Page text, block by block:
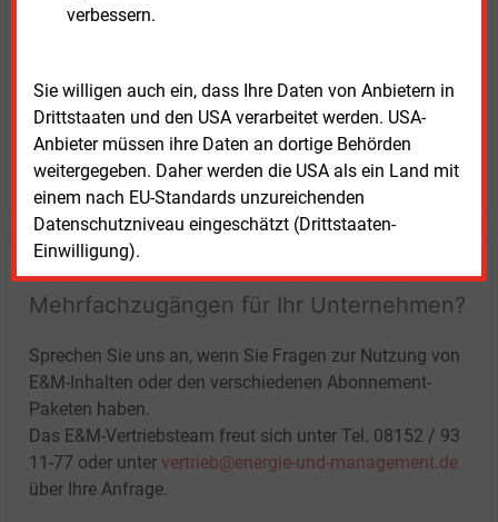
verbessern.
Sie willigen auch ein, dass Ihre Daten von Anbietern in
Drittstaaten und den USA verarbeitet werden. USA-
Anbieter müssen ihre Daten an dortige Behörden
weitergegeben. Daher werden die USA als ein Land mit
einem nach EU-Standards unzureichenden
Datenschutzniveau eingeschätzt (Drittstaaten-
Einwilligung).
LOGIN
Haben Sie Interesse an Content oder
Mehrfachzugängen für Ihr Unternehmen?
Sprechen Sie uns an, wenn Sie Fragen zur Nutzung von
E&M-Inhalten oder den verschiedenen Abonnement-
Paketen haben.
Das E&M-Vertriebsteam freut sich unter Tel. 08152 / 93
11-77 oder unter vertrieb@energie-und-management.de
über Ihre Anfrage.